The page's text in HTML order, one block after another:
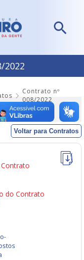
2022
Contrato nº
008/2022
Voltar para Contratos
do Contrato